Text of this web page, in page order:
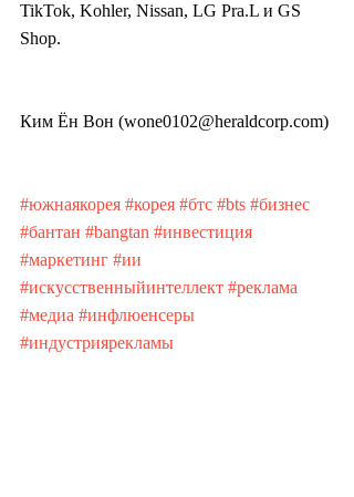
TikTok, Kohler, Nissan, LG Pra.L и GS
Shop.
Ким Ён Вон (wone0102@heraldcorp.com)
#южнаякорея #корея #бтс #bts #бизнес
#бантан #bangtan #инвестиция
#маркетинг #ии
#искусственныйинтеллект #реклама
#медиа #инфлюенсеры
#индустриярекламы